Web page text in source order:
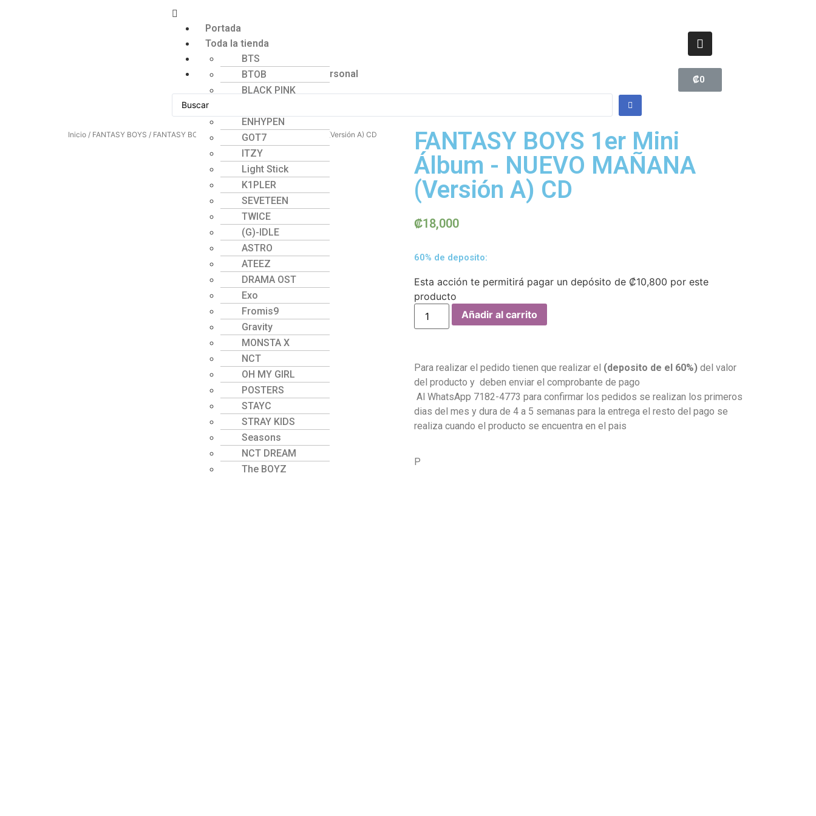
Portada
Toda la tienda
BTS
BTOB
BLACK PINK
ENHYPEN
GOT7
ITZY
Light Stick
K1PLER
SEVETEEN
TWICE
(G)-lDLE
ASTRO
ATEEZ
DRAMA OST
Exo
Fromis9
Gravity
MONSTA X
NCT
OH MY GIRL
POSTERS
STAYC
STRAY KIDS
Seasons
NCT DREAM
The BOYZ
Mi cuenta
Formulario para entrega personal
₡0
Inicio / FANTASY BOYS / FANTASY BOYS 1er Mini Álbum – NUEVO MAÑANA (Versión A) CD
FANTASY BOYS 1er Mini
Álbum - NUEVO MAÑANA
(Versión A) CD
₡18,000
60% de deposito:
Esta acción te permitirá pagar un depósito de ₡10,800 por este
producto
Añadir al carrito
Para realizar el pedido tienen que realizar el (deposito de el 60%) del valor
del producto y deben enviar el comprobante de pago
Al WhatsApp 7182-4773 para confirmar los pedidos se realizan los primeros
dias del mes y dura de 4 a 5 semanas para la entrega el resto del pago se
realiza cuando el producto se encuentra en el pais
P